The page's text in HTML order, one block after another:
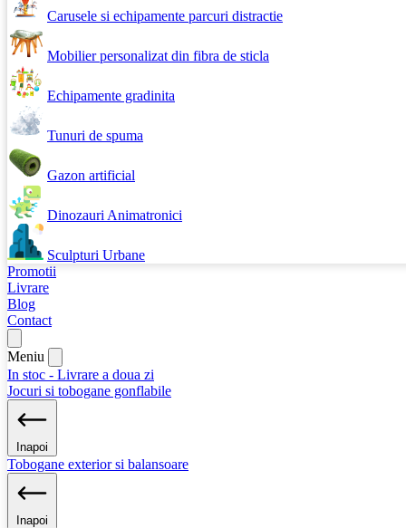
Carusele si echipamente parcuri distractie
Mobilier personalizat din fibra de sticla
Echipamente gradinita
Tunuri de spuma
Gazon artificial
Dinozauri Animatronici
Sculpturi Urbane
Promotii
Livrare
Blog
Contact
Meniu
In stoc - Livrare a doua zi
Jocuri si tobogane gonflabile
Inapoi
Tobogane exterior si balansoare
Inapoi